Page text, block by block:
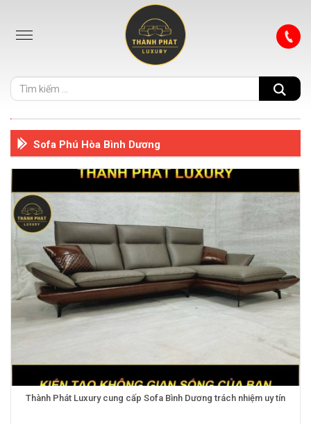
Sofa Phú Hòa Bình Dương
Thành Phát Luxury cung cấp Sofa Bình Dương trách nhiệm uy tín